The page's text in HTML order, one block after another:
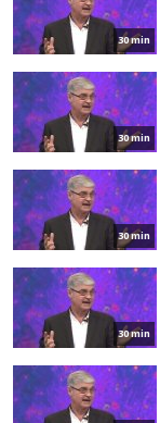
30 min
30 min
30 min
30 min